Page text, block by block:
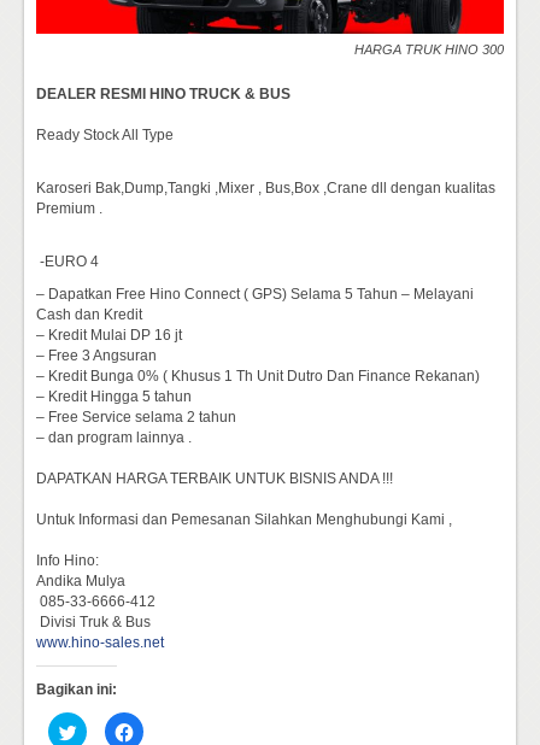
HARGA TRUK HINO 300
DEALER RESMI HINO TRUCK & BUS
Ready Stock All Type
Karoseri Bak,Dump,Tangki ,Mixer , Bus,Box ,Crane dll dengan kualitas
Premium .
-EURO 4
– Dapatkan Free Hino Connect ( GPS) Selama 5 Tahun – Melayani
Cash dan Kredit
– Kredit Mulai DP 16 jt
– Free 3 Angsuran
– Kredit Bunga 0% ( Khusus 1 Th Unit Dutro Dan Finance Rekanan)
– Kredit Hingga 5 tahun
– Free Service selama 2 tahun
– dan program lainnya .
DAPATKAN HARGA TERBAIK UNTUK BISNIS ANDA !!!
Untuk Informasi dan Pemesanan Silahkan Menghubungi Kami ,
Info Hino:
Andika Mulya
085-33-6666-412
Divisi Truk & Bus
www.hino-sales.net
Bagikan ini:
Klik Klik